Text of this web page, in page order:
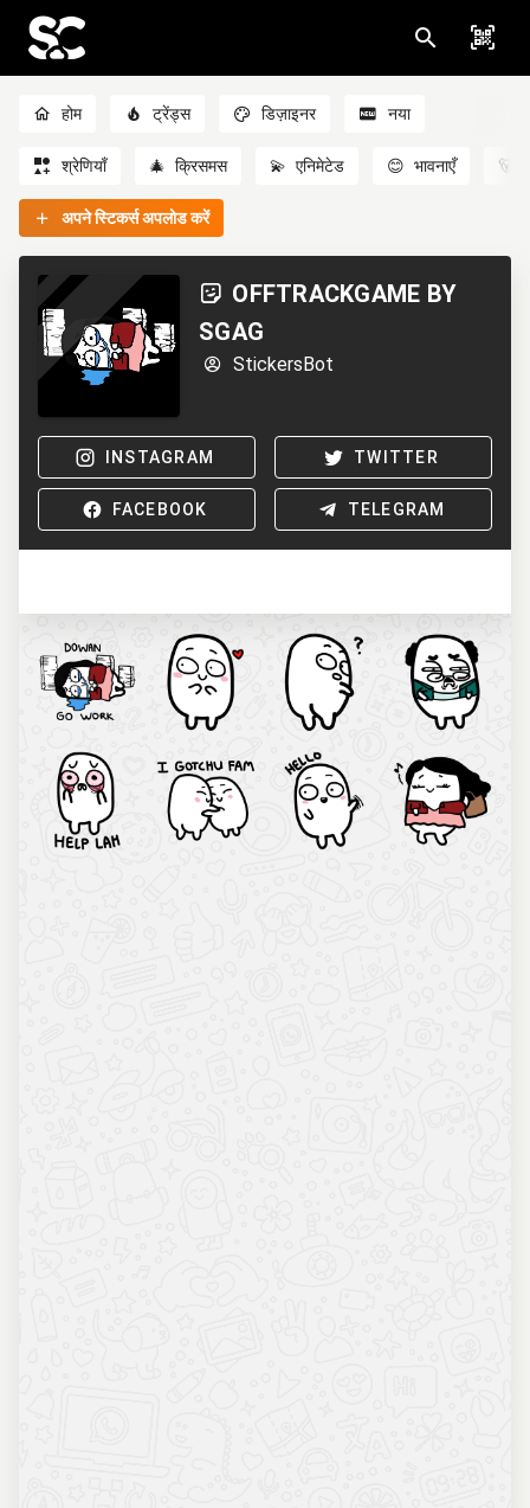
होम ट्रेंड्स डिज़ाइनर नया
श्रेणियाँ 🎄 क्रिसमस 💫 एनिमेटेड 😊 भावनाएँ 🐻
अपने स्टिकर्स अपलोड करें
OFFTRACKGAME BY
SGAG
StickersBot
INSTAGRAM TWITTER
FACEBOOK TELEGRAM